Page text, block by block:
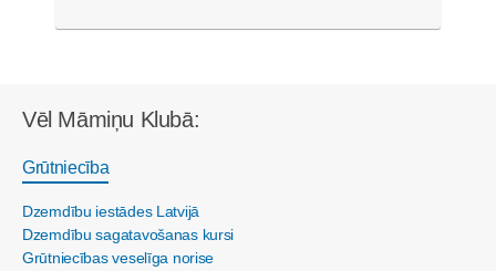
Vēl Māmiņu Klubā:
Grūtniecība
Dzemdību iestādes Latvijā
Dzemdību sagatavošanas kursi
Grūtniecības veselīga norise